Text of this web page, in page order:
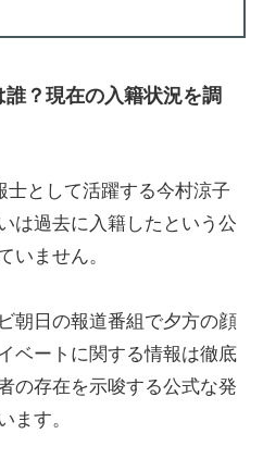
？現在の入籍状況を調
士として活躍する今村涼子
は過去に入籍したという公
いません。
朝日の報道番組で夕方の顔
ベートに関する情報は徹底
の存在を示唆する公式な発
ます。